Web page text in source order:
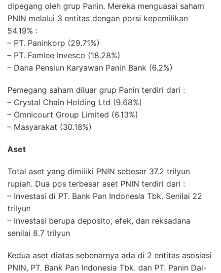
dipegang oleh grup Panin. Mereka menguasai saham
PNIN melalui 3 entitas dengan porsi kepemilikan
54.19% :
– PT. Paninkorp (29.71%)
– PT. Famlee Invesco (18.28%)
– Dana Pensiun Karyawan Panin Bank (6.2%)
Pemegang saham diluar grup Panin terdiri dari :
– Crystal Chain Holding Ltd (9.68%)
– Omnicourt Group Limited (6.13%)
– Masyarakat (30.18%)
Aset
Total aset yang dimiliki PNIN sebesar 37.2 trilyun
rupiah. Dua pos terbesar aset PNIN terdiri dari :
– Investasi di PT. Bank Pan Indonesia Tbk. Senilai 22
trilyun
– Investasi berupa deposito, efek, dan reksadana
senilai 8.7 trilyun
Kedua aset diatas sebenarnya ada di 2 entitas asosiasi
PNIN, PT. Bank Pan Indonesia Tbk. dan PT. Panin Dai-